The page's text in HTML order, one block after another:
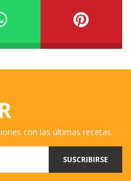
con las últimas recetas.
SUSCRIBIRSE